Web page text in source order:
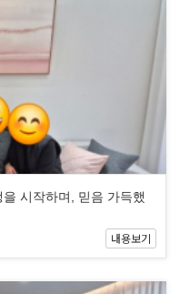
시작하며, 믿음 가득했
내용보기